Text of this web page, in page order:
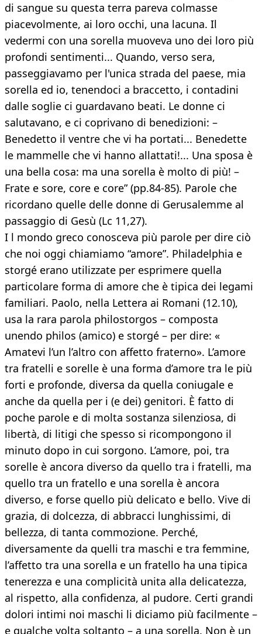
di sangue su questa terra pareva colmasse
piacevolmente, ai loro occhi, una lacuna. Il
vedermi con una sorella muoveva uno dei loro più
profondi sentimenti... Quando, verso sera,
passeggiavamo per l'unica strada del paese, mia
sorella ed io, tenendoci a braccetto, i contadini
dalle soglie ci guardavano beati. Le donne ci
salutavano, e ci coprivano di benedizioni: –
Benedetto il ventre che vi ha portati... Benedette
le mammelle che vi hanno allattati!... Una sposa è
una bella cosa: ma una sorella è molto di più! –
Frate e sore, core e core” (pp.84-85). Parole che
ricordano quelle delle donne di Gerusalemme al
passaggio di Gesù (Lc 11,27).
I l mondo greco conosceva più parole per dire ciò
che noi oggi chiamiamo “amore”. Philadelphia e
storgé erano utilizzate per esprimere quella
particolare forma di amore che è tipica dei legami
familiari. Paolo, nella Lettera ai Romani (12.10),
usa la rara parola philostorgos – composta
unendo philos (amico) e storgé – per dire: «
Amatevi l’un l’altro con affetto fraterno». L’amore
tra fratelli e sorelle è una forma d’amore tra le più
forti e profonde, diversa da quella coniugale e
anche da quella per i (e dei) genitori. È fatto di
poche parole e di molta sostanza silenziosa, di
libertà, di litigi che spesso si ricompongono il
minuto dopo in cui sorgono. L’amore, poi, tra
sorelle è ancora diverso da quello tra i fratelli, ma
quello tra un fratello e una sorella è ancora
diverso, e forse quello più delicato e bello. Vive di
grazia, di dolcezza, di abbracci lunghissimi, di
bellezza, di tanta commozione. Perché,
diversamente da quelli tra maschi e tra femmine,
l’affetto tra una sorella e un fratello ha una tipica
tenerezza e una complicità unita alla delicatezza,
al rispetto, alla confidenza, al pudore. Certi grandi
dolori intimi noi maschi li diciamo più facilmente –
e qualche volta soltanto – a una sorella. Non è un